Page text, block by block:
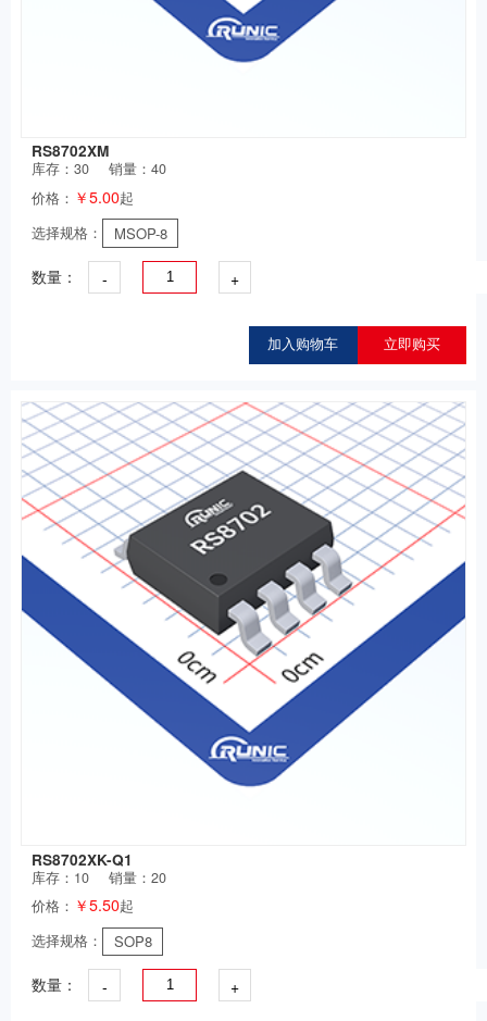
RS8702XM
库存：30
销量：40
价格： ￥5.00起
选择规格：
MSOP-8
数量： - +
加入购物车 立即购买
RS8702XK-Q1
库存： 10
销量：20
价格： ￥5.50起
选择规格：
SOP8
数量： - +